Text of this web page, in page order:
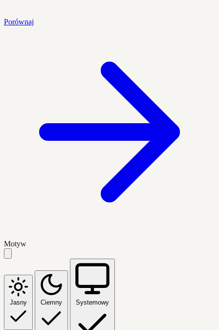
Porównaj
Motyw
Jasny Ciemny Systemowy